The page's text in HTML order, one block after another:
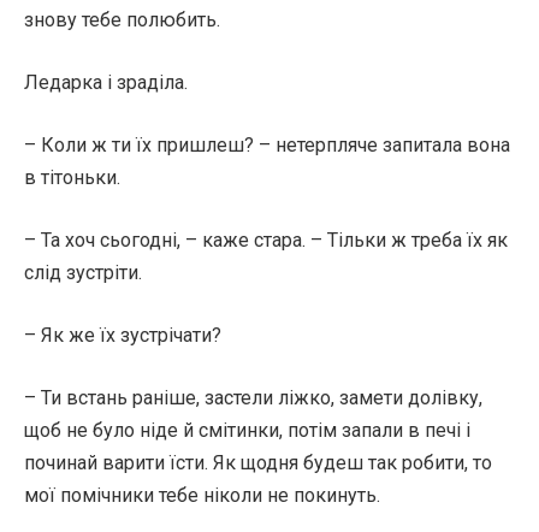
знову тебе полюбить.
Ледарка і зраділа.
– Коли ж ти їх пришлеш? – нетерпляче запитала вона
в тітоньки.
– Та хоч сьогодні, – каже стара. – Тільки ж треба їх як
слід зустріти.
– Як же їх зустрічати?
– Ти встань раніше, застели ліжко, замети долівку,
щоб не було ніде й смітинки, потім запали в печі і
починай варити їсти. Як щодня будеш так робити, то
мої помічники тебе ніколи не покинуть.